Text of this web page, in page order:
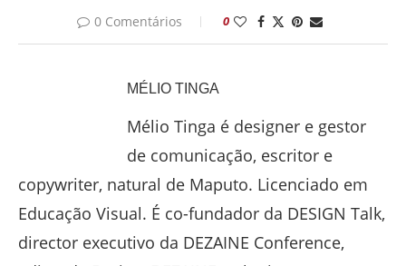
0 Comentários 0
MÉLIO TINGA
Mélio Tinga é designer e gestor
de comunicação, escritor e
copywriter, natural de Maputo. Licenciado em
Educação Visual. É co-fundador da DESIGN Talk,
director executivo da DEZAINE Conference,